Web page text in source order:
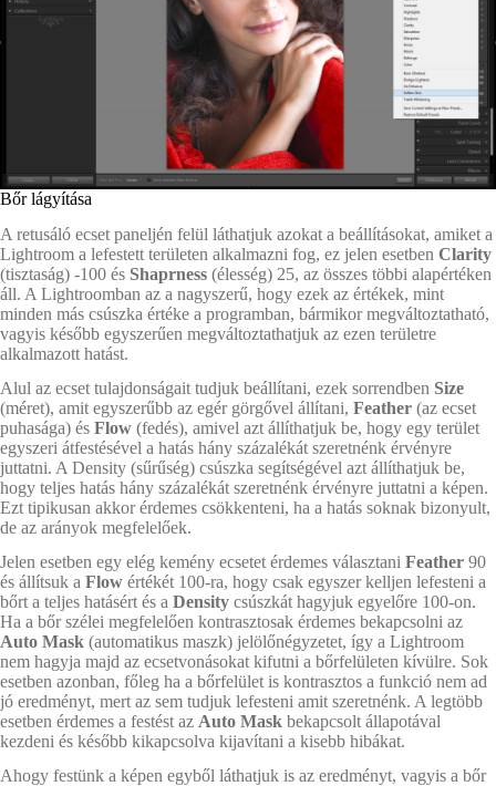
Bőr lágyítása
A retusáló ecset paneljén felül láthatjuk azokat a beállításokat, amiket a
Lightroom a lefestett területen alkalmazni fog, ez jelen esetben Clarity
(tisztaság) -100 és Shaprness (élesség) 25, az összes többi alapértéken
áll. A Lightroomban az a nagyszerű, hogy ezek az értékek, mint
minden más csúszka értéke a programban, bármikor megváltoztatható,
vagyis később egyszerűen megváltoztathatjuk az ezen területre
alkalmazott hatást.
Alul az ecset tulajdonságait tudjuk beállítani, ezek sorrendben Size
(méret), amit egyszerűbb az egér görgővel állítani, Feather (az ecset
puhasága) és Flow (fedés), amivel azt állíthatjuk be, hogy egy terület
egyszeri átfestésével a hatás hány százalékát szeretnénk érvényre
juttatni. A Density (sűrűség) csúszka segítségével azt állíthatjuk be,
hogy teljes hatás hány százalékát szeretnénk érvényre juttatni a képen.
Ezt tipikusan akkor érdemes csökkenteni, ha a hatás soknak bizonyult,
de az arányok megfelelőek.
Jelen esetben egy elég kemény ecsetet érdemes választani Feather 90
és állítsuk a Flow értékét 100-ra, hogy csak egyszer kelljen lefesteni a
bőrt a teljes hatásért és a Density csúszkát hagyjuk egyelőre 100-on.
Ha a bőr szélei megfelelően kontrasztosak érdemes bekapcsolni az
Auto Mask (automatikus maszk) jelölőnégyzetet, így a Lightroom
nem hagyja majd az ecsetvonásokat kifutni a bőrfelületen kívülre. Sok
esetben azonban, főleg ha a bőrfelület is kontrasztos a funkció nem ad
jó eredményt, mert az sem tudjuk lefesteni amit szeretnénk. A legtöbb
esetben érdemes a festést az Auto Mask bekapcsolt állapotával
kezdeni és később kikapcsolva kijavítani a kisebb hibákat.
Ahogy festünk a képen egyből láthatjuk is az eredményt, vagyis a bőr